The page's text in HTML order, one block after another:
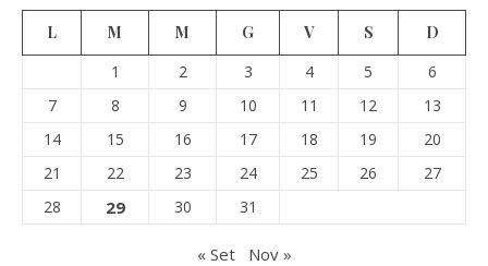
L M M G V S
D
1
2 3 4 5
6
7
8 9 10 11 12
13
14
15 16 17 18 19
20
21
22 23 24 25 26
27
28
29 30 31
« Set Nov »